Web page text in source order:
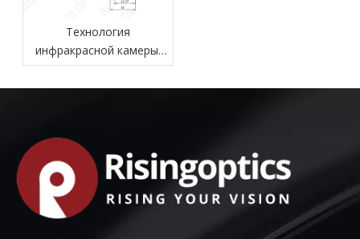
Технология
инфракрасной камеры:
принципы, компоненты,
приложения